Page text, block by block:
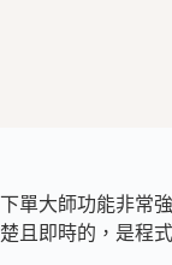
下單大師功能非常
楚且即時的，是程